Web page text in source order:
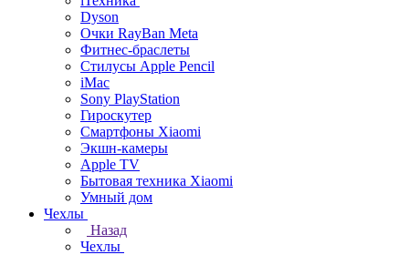
Dyson
Очки RayBan Meta
Фитнес-браслеты
Стилусы Apple Pencil
iMac
Sony PlayStation
Гироскутер
Смартфоны Xiaomi
Экшн-камеры
Apple TV
Бытовая техника Xiaomi
Умный дом
Чехлы
Назад
Чехлы